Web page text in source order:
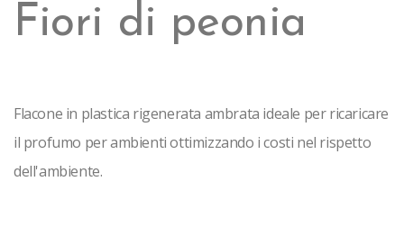
Fiori di peonia
Flacone in plastica rigenerata ambrata ideale per ricaricare
il profumo per ambienti ottimizzando i costi nel rispetto
dell'ambiente.